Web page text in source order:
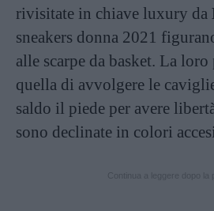
rivisitate in chiave luxury da
sneakers donna 2021
alle scarpe da basket. La
quella di avvolgere le
saldo il piede per avere
sono declinate in colori